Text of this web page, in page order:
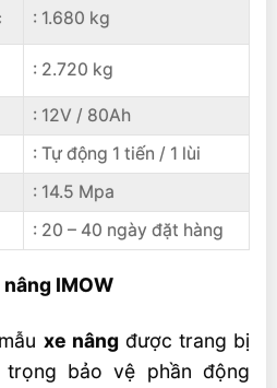
: 1.680 kg
: 2.720 kg
: 12V / 80Ah
: Tự động 1 tiến / 1 lùi
: 14.5 Mpa
: 20 – 40 ngày đặt hàng
IMOW
xe nângđược trang bị
bảo vệ phần động